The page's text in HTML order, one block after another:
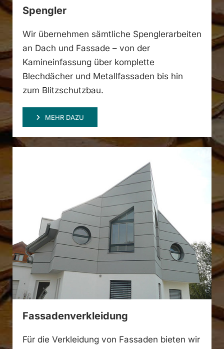
Spengler
Wir übernehmen sämtliche Spenglerarbeiten
an Dach und Fassade – von der
Kamineinfassung über komplette
Blechdächer und Metallfassaden bis hin
zum Blitzschutzbau.
MEHR DAZU
Fassadenverkleidung
Für die Verkleidung von Fassaden bieten wir